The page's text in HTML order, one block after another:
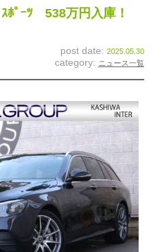
特別作業
スタッフ紹介
個人情報保護方針
納車情報
T.U.C.GROUP
ﾎﾟｰﾂ 538万円入庫！
post date: 2025.05.30
category: ニュース一覧